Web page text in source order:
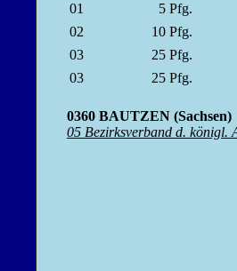
01 5 Pfg.
02
10 Pfg.
03
25 Pfg.
03
25 Pfg.
0360 BAUTZEN (Sachsen)
05 Bezirksverband d. königl.